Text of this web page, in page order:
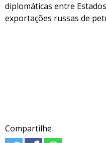
diplomáticas entre
exportações russas de
Compartilhe